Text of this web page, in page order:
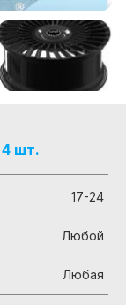
4 шт.
17-24
Любой
Любая